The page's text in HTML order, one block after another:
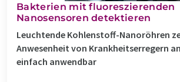
Bakterien mit fluoreszierenden
Nanosensoren detektieren
Leuchtende Kohlenstoff-Nanoröhren
Anwesenheit von Krankheitserregern
einfach anwendbar